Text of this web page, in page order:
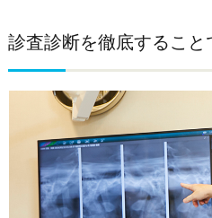
診査診断を徹底するこ